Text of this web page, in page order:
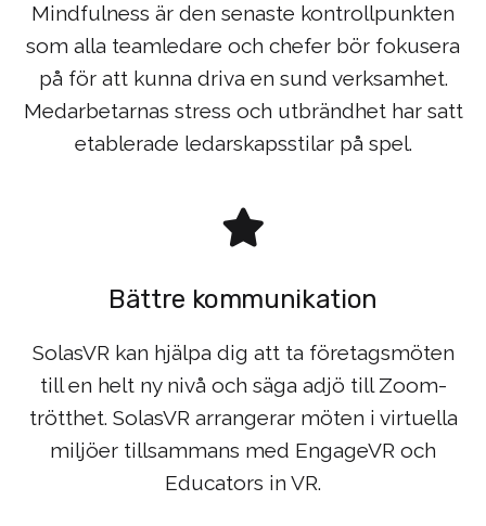
Mindfulness är den senaste kontrollpunkten
som alla teamledare och chefer bör fokusera
på för att kunna driva en sund verksamhet.
Medarbetarnas stress och utbrändhet har satt
etablerade ledarskapsstilar på spel.
Bättre kommunikation
SolasVR kan hjälpa dig att ta företagsmöten
till en helt ny nivå och säga adjö till Zoom-
trötthet. SolasVR arrangerar möten i virtuella
miljöer tillsammans med EngageVR och
Educators in VR.